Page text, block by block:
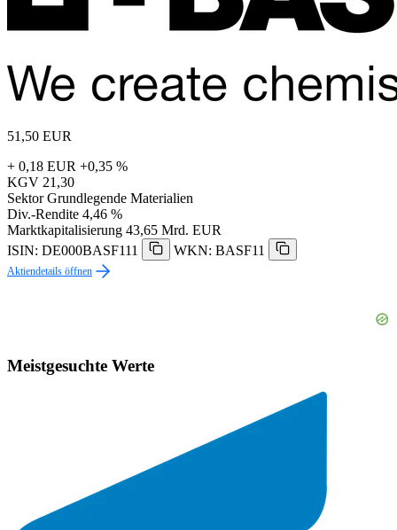
51,50 EUR
+ 0,18 EUR +0,35 %
KGV 21,30
Sektor Grundlegende Materialien
Div.-Rendite 4,46 %
Marktkapitalisierung 43,65 Mrd. EUR
ISIN: DE000BASF111
WKN: BASF11
Aktiendetails öffnen
Meistgesuchte Werte